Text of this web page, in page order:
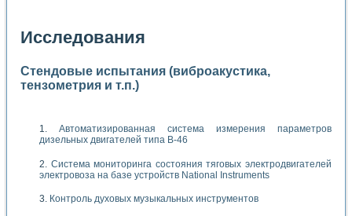
Исследования
Стендовые испытания (виброакустика,
тензометрия и т.п.)
Автоматизированная система измерения параметров
дизельных двигателей типа В-46
Система мониторинга состояния тяговых электродвигателей
электровоза на базе устройств National Instruments
Контроль духовых музыкальных инструментов